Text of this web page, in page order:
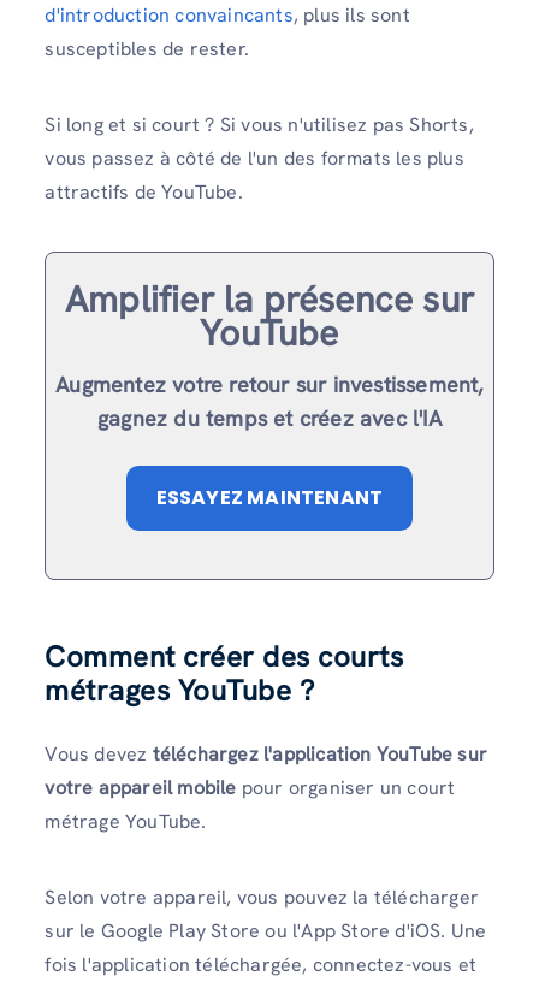
d'introduction convaincants, plus ils sont
susceptibles de rester.
Si long et si court ? Si vous n'utilisez pas Shorts,
vous passez à côté de l'un des formats les plus
attractifs de YouTube.
Amplifier la présence sur
YouTube
Augmentez votre retour sur investissement,
gagnez du temps et créez avec l'IA
ESSAYEZ MAINTENANT
Comment créer des courts
métrages YouTube ?
Vous devez téléchargez l'application YouTube sur
votre appareil mobile pour organiser un court
métrage YouTube.
Selon votre appareil, vous pouvez la télécharger
sur le Google Play Store ou l'App Store d'iOS. Une
fois l'application téléchargée, connectez-vous et